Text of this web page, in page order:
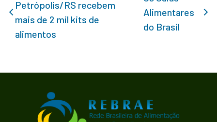
Petrópolis/RS recebem
mais de 2 mil kits de
alimentos
Alimentares
do Brasil